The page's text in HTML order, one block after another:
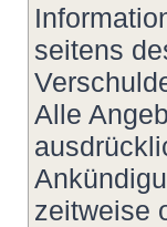
seitens
Alle
zeitweise